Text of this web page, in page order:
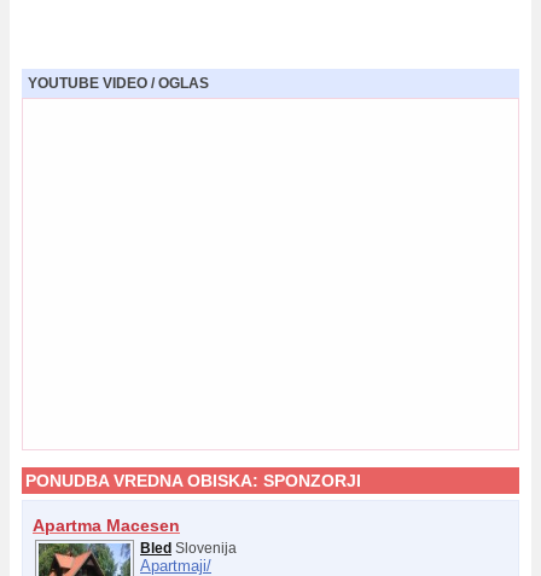
YOUTUBE VIDEO / OGLAS
PONUDBA VREDNA OBISKA: SPONZORJI
Apartma Macesen
Bled Slovenija
Apartmaji/